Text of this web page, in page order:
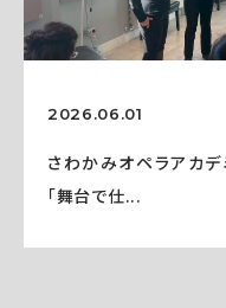
2026.06.01
さわかみオペラアカ
「舞台で仕...